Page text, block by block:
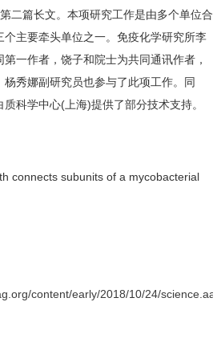
二篇长文。本项研究工作是由多个单位合
主要牵头单位之一。免疫化学研究所李
一作者，饶子和院士为共同通讯作者，
秀娜副研究员也参与了此项工作。同
科学中心(上海)提供了部分技术支持。
connects subunits of a mycobacterial
content/early/2018/10/24/